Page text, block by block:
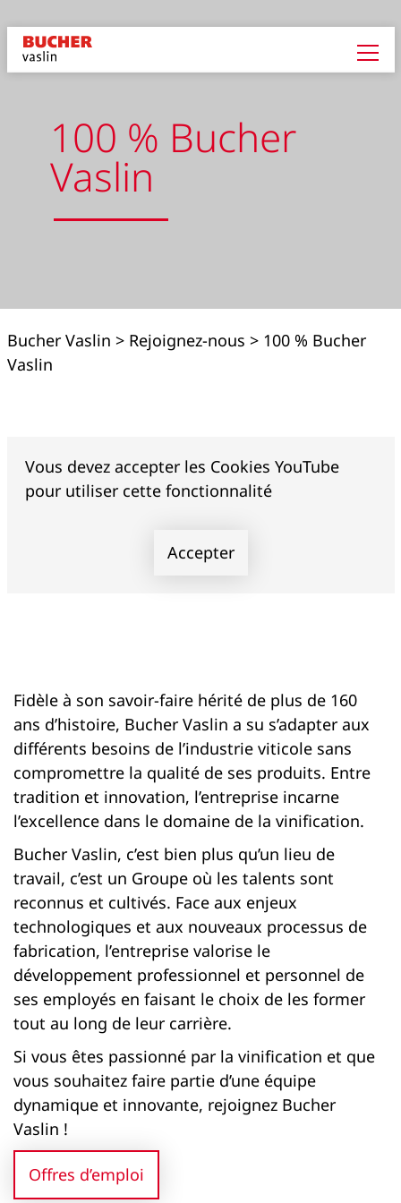
100 % Bucher
Vaslin
Bucher Vaslin > Rejoignez-nous > 100 % Bucher
Vaslin
Vous devez accepter les Cookies YouTube
pour utiliser cette fonctionnalité
Accepter
Fidèle à son savoir-faire hérité de plus de 160
ans d’histoire, Bucher Vaslin a su s’adapter aux
différents besoins de l’industrie viticole sans
compromettre la qualité de ses produits. Entre
tradition et innovation, l’entreprise incarne
l’excellence dans le domaine de la vinification.
Bucher Vaslin, c’est bien plus qu’un lieu de
travail, c’est un Groupe où les talents sont
reconnus et cultivés. Face aux enjeux
technologiques et aux nouveaux processus de
fabrication, l’entreprise valorise le
développement professionnel et personnel de
ses employés en faisant le choix de les former
tout au long de leur carrière.
Si vous êtes passionné par la vinification et que
vous souhaitez faire partie d’une équipe
dynamique et innovante, rejoignez Bucher
Vaslin !
Offres d’emploi